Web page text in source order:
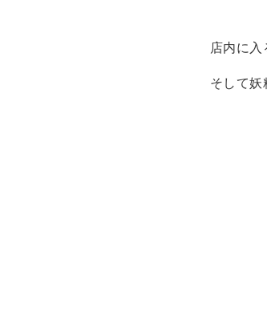
店内に
そして